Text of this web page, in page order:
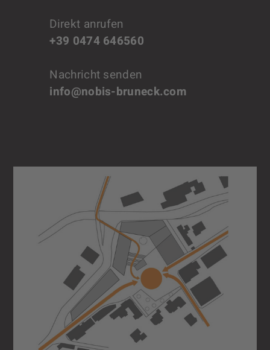
Direkt anrufen
+39 0474 646560
Nachricht senden
info@nobis-bruneck.com